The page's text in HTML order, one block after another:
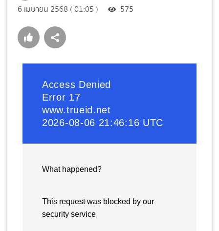
6 เมษายน 2568 ( 01:05 ) 575